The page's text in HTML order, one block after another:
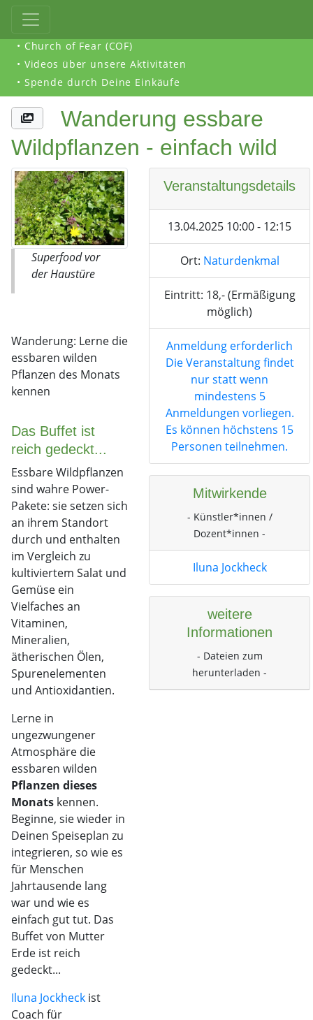
• Church of Fear (COF)
• Videos über unsere Aktivitäten
• Spende durch Deine Einkäufe
Wanderung essbare
Wildpflanzen - einfach wild
Superfood vor
der Haustüre
Wanderung: Lerne die
essbaren wilden
Pflanzen des Monats
kennen
Das Buffet ist
reich gedeckt...
Essbare Wildpflanzen
sind wahre Power-
Pakete: sie setzen sich
an ihrem Standort
durch und enthalten
im Vergleich zu
kultiviertem Salat und
Gemüse ein
Vielfaches an
Vitaminen,
Mineralien,
ätherischen Ölen,
Spurenelementen
und Antioxidantien.
Lerne in
ungezwungener
Atmosphäre die
essbaren wilden
Pflanzen dieses
Monats kennen.
Beginne, sie wieder in
Deinen Speiseplan zu
integrieren, so wie es
für Menschen
Jahrtausende lang
war und wie es
einfach gut tut. Das
Buffet von Mutter
Erde ist reich
gedeckt...
Iluna Jockheck ist
Coach für
Veranstaltungsdetails
13.04.2025 10:00 - 12:15
Ort: Naturdenkmal
Eintritt: 18,- (Ermäßigung
möglich)
Anmeldung erforderlich
Die Veranstaltung findet
nur statt wenn
mindestens 5
Anmeldungen vorliegen.
Es können höchstens 15
Personen teilnehmen.
Mitwirkende
- Künstler*innen /
Dozent*innen -
Iluna Jockheck
weitere
Informationen
- Dateien zum
herunterladen -